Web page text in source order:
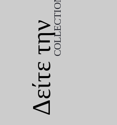
Δείτε τηνCOLLECTION